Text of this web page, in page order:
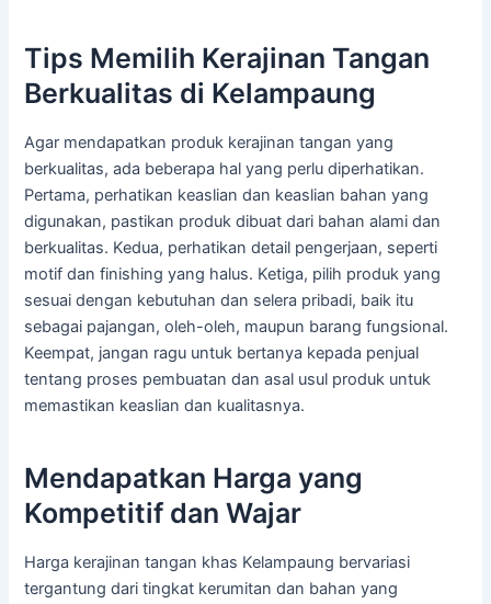
Tips Memilih Kerajinan Tangan
Berkualitas di Kelampaung
Agar mendapatkan produk kerajinan tangan yang
berkualitas, ada beberapa hal yang perlu diperhatikan.
Pertama, perhatikan keaslian dan keaslian bahan yang
digunakan, pastikan produk dibuat dari bahan alami dan
berkualitas. Kedua, perhatikan detail pengerjaan, seperti
motif dan finishing yang halus. Ketiga, pilih produk yang
sesuai dengan kebutuhan dan selera pribadi, baik itu
sebagai pajangan, oleh-oleh, maupun barang fungsional.
Keempat, jangan ragu untuk bertanya kepada penjual
tentang proses pembuatan dan asal usul produk untuk
memastikan keaslian dan kualitasnya.
Mendapatkan Harga yang
Kompetitif dan Wajar
Harga kerajinan tangan khas Kelampaung bervariasi
tergantung dari tingkat kerumitan dan bahan yang